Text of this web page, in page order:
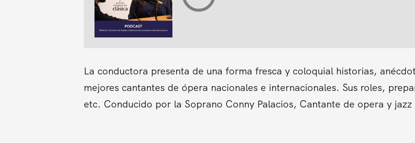
La conductora presenta de una forma fresca y coloquial historias,
mejores cantantes de ópera nacionales e internacionales. Sus roles,
etc. Conducido por la Soprano Conny Palacios, Cantante de opera y jazz